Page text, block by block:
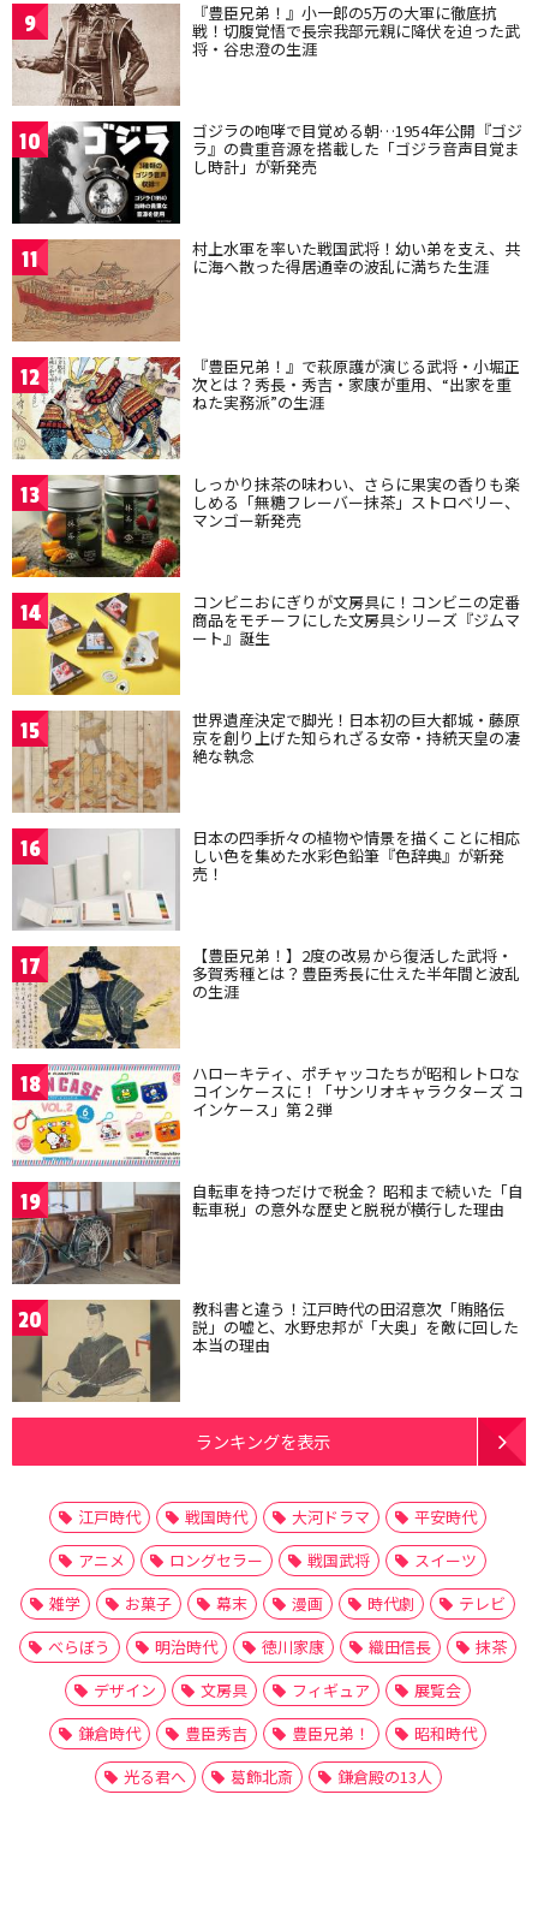
9 『豊臣兄弟！』小一郎の5万の大軍に徹底抗
戦！切腹覚悟で長宗我部元親に降伏を迫った武
将・谷忠澄の生涯
10 ゴジラの咆哮で目覚める朝…1954年公開『ゴジ
ラ』の貴重音源を搭載した「ゴジラ音声目覚ま
し時計」が新発売
11 村上水軍を率いた戦国武将！幼い弟を支え、共
に海へ散った得居通幸の波乱に満ちた生涯
12 『豊臣兄弟！』で萩原護が演じる武将・小堀正
次とは？秀長・秀吉・家康が重用、“出家を重
ねた実務派”の生涯
13 しっかり抹茶の味わい、さらに果実の香りも楽
しめる「無糖フレーバー抹茶」ストロベリー、
マンゴー新発売
14 コンビニおにぎりが文房具に！コンビニの定番
商品をモチーフにした文房具シリーズ『ジムマ
ート』誕生
15 世界遺産決定で脚光！日本初の巨大都城・藤原
京を創り上げた知られざる女帝・持統天皇の凄
絶な執念
16 日本の四季折々の植物や情景を描くことに相応
しい色を集めた水彩色鉛筆『色辞典』が新発
売！
17 【豊臣兄弟！】2度の改易から復活した武将・
多賀秀種とは？豊臣秀長に仕えた半年間と波乱
の生涯
18 ハローキティ、ポチャッコたちが昭和レトロな
コインケースに！「サンリオキャラクターズ コ
インケース」第２弾
19 自転車を持つだけで税金？ 昭和まで続いた「自
転車税」の意外な歴史と脱税が横行した理由
20 教科書と違う！江戸時代の田沼意次「賄賂伝
説」の嘘と、水野忠邦が「大奥」を敵に回した
本当の理由
ランキングを表示
江戸時代 戦国時代 大河ドラマ
平安時代
アニメ
ロングセラー 戦国武将
スイーツ
雑学
お菓子 幕末 漫画 時代劇
テレビ
べらぼう
明治時代 徳川家康 織田信長
抹茶
デザイン
文房具 フィギュア
展覧会
鎌倉時代
豊臣秀吉 豊臣兄弟！
昭和時代
光る君へ
葛飾北斎 鎌倉殿の13人